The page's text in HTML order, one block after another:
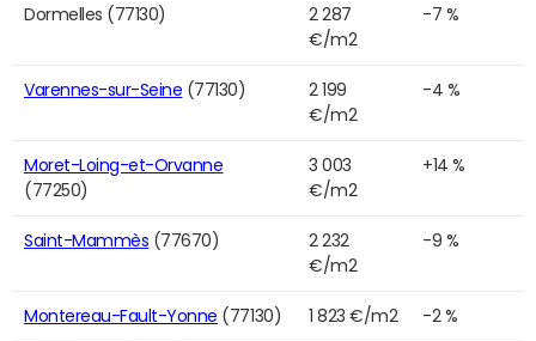
Dormelles (77130)
2 287
€/m2
-7 %
Varennes-sur-Seine (77130)
2 199
€/m2
-4 %
Moret-Loing-et-Orvanne
(77250)
3 003
€/m2
+14 %
Saint-Mammès (77670)
2 232
€/m2
-9 %
Montereau-Fault-Yonne (77130) 1 823 €/m2 -2 %